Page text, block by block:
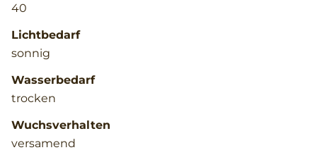
40
Lichtbedarf
sonnig
Wasserbedarf
trocken
Wuchsverhalten
versamend